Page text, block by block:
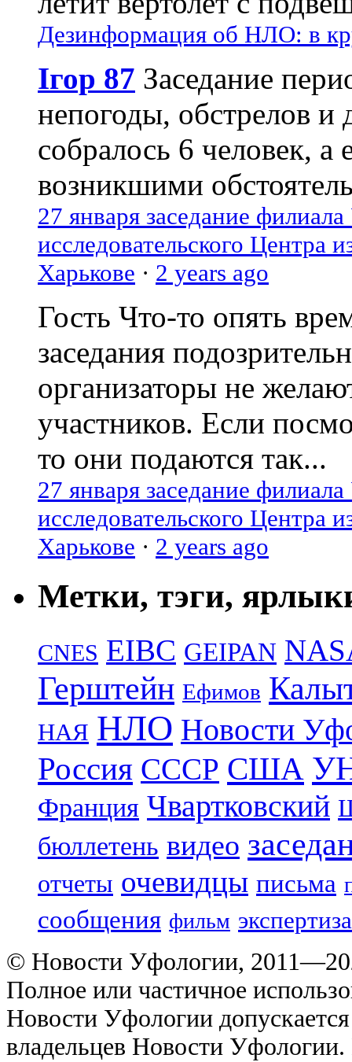
Дезинформация об НЛО: в
Ігор 87 Заседание
непогоды, обстрелов и
собралось 6 человек, а
возникшими
27 января заседание
исследовательского Центра
Харькове · 2 years ago
Гость Что-то опять
заседания
организаторы не
участников. Если
то они подаются так...
27 января заседание
исследовательского Центра
Харькове · 2 years ago
Метки, тэги,
CNES EIBC GEIPAN
Герштейн Ефимов
НАЯ НЛО Новости
Россия СССР США
Франция Чвартковский
бюллетень видео
отчеты очевидцы письма
сообщения фильм экспертиза
© Новости Уфологии,
Полное или частичное
Новости Уфологии
владельцев Новости